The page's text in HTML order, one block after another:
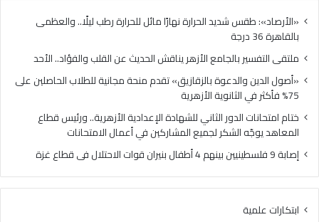
«الأرصاد»: طقس شديد الحرارة نهارًا مائل للحرارة رطب ليلًا.. والعظمى
بالقاهرة 36 درجة
ملتقى التفسير بالجامع الأزهر يناقش الحديث عن القلب والفؤاد.. الأحد
«أصول الدين والدعوة بالزقازيق» تقدم منحة مجانية للطلاب الحاصلين على
75% فأكثر في الثانوية الأزهرية
ختام امتحانات الدور الثاني للشهادة الإعدادية الأزهرية.. ورئيس قطاع
المعاهد يوجّه الشكر لجميع المشاركين في أعمال الامتحانات
إصابة 9 فلسطينيين بينهم 4 أطفال بنيران قوات الاحتلال فى قطاع غزة
ابتكارات علمية